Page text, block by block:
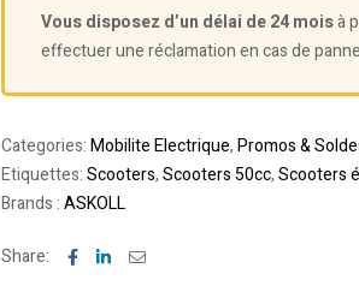
Vous disposez d’un délai de 24 moisà
effectuer une réclamation en cas de
Categories:Mobilite Electrique,Promos &
Etiquettes:Scooters,Scooters 50cc,Scooters
Brands :ASKOLL
Share: Facebook
LinkedinEmail